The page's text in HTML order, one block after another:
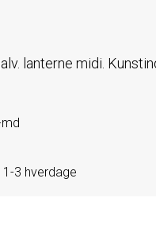
lanterne midi.
1-3 hverdage